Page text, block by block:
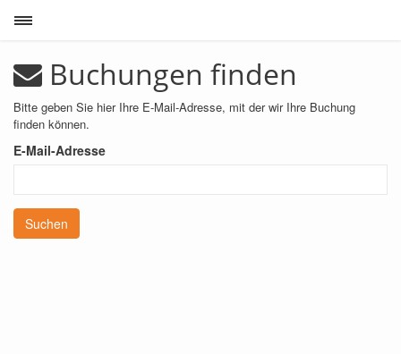
Toggle sidebar
Buchungen finden
Bitte geben Sie hier Ihre E-Mail-Adresse, mit der wir Ihre Buchung
finden können.
E-Mail-Adresse
Suchen